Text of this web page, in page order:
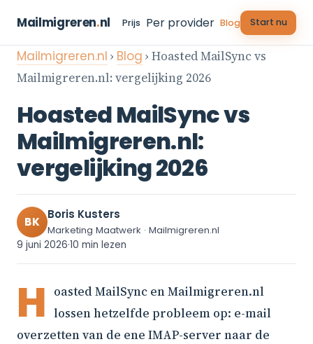
Mailmigreren.nl Prijs Per provider Blog Start nu
Mailmigreren.nl › Blog › Hoasted MailSync vs
Mailmigreren.nl: vergelijking 2026
Hoasted MailSync vs
Mailmigreren.nl:
vergelijking 2026
BK Boris Kusters
Marketing Maatwerk · Mailmigreren.nl
9 juni 2026·10 min lezen
H oasted MailSync en Mailmigreren.nl
lossen hetzelfde probleem op: e-mail
overzetten van de ene IMAP-server naar de